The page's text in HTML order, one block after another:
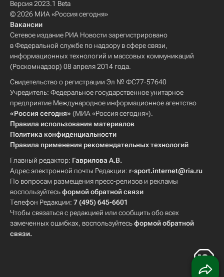
Версия 2023.1 Beta
© 2026 МИА «Россия сегодня»
Вакансии
Сетевое издание РИА Новости зарегистрировано
в Федеральной службе по надзору в сфере связи,
информационных технологий и массовых коммуникаций
(Роскомнадзор) 08 апреля 2014 года.
Свидетельство о регистрации Эл № ФС77-57640
Учредитель: Федеральное государственное унитарное
предприятие Международное информационное агентство
«Россия сегодня» (МИА «Россия сегодня»).
Правила использования материалов
Политика конфиденциальности
Правила применения рекомендательных технологий
Главный редактор: Гаврилова А.В.
Адрес электронной почты Редакции: r-sport.internet@ria.ru
По вопросам размещения пресс-релизов и рекламы
воспользуйтесьформой обратной связи
Телефон Редакции: 7 (495) 645-6601
Чтобы связаться с редакцией или сообщить обо всех
замеченных ошибках, воспользуйтесьформой обратной
связи.